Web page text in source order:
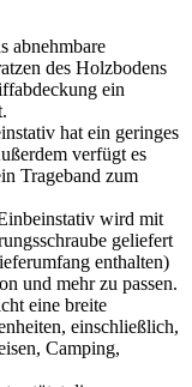
des Holzbodens
ein
hat ein geringes
verfügt es
Trageband zum
wird mit
geliefert
enthalten)
und mehr zu passen.
eine breite
einschließlich,
Camping,